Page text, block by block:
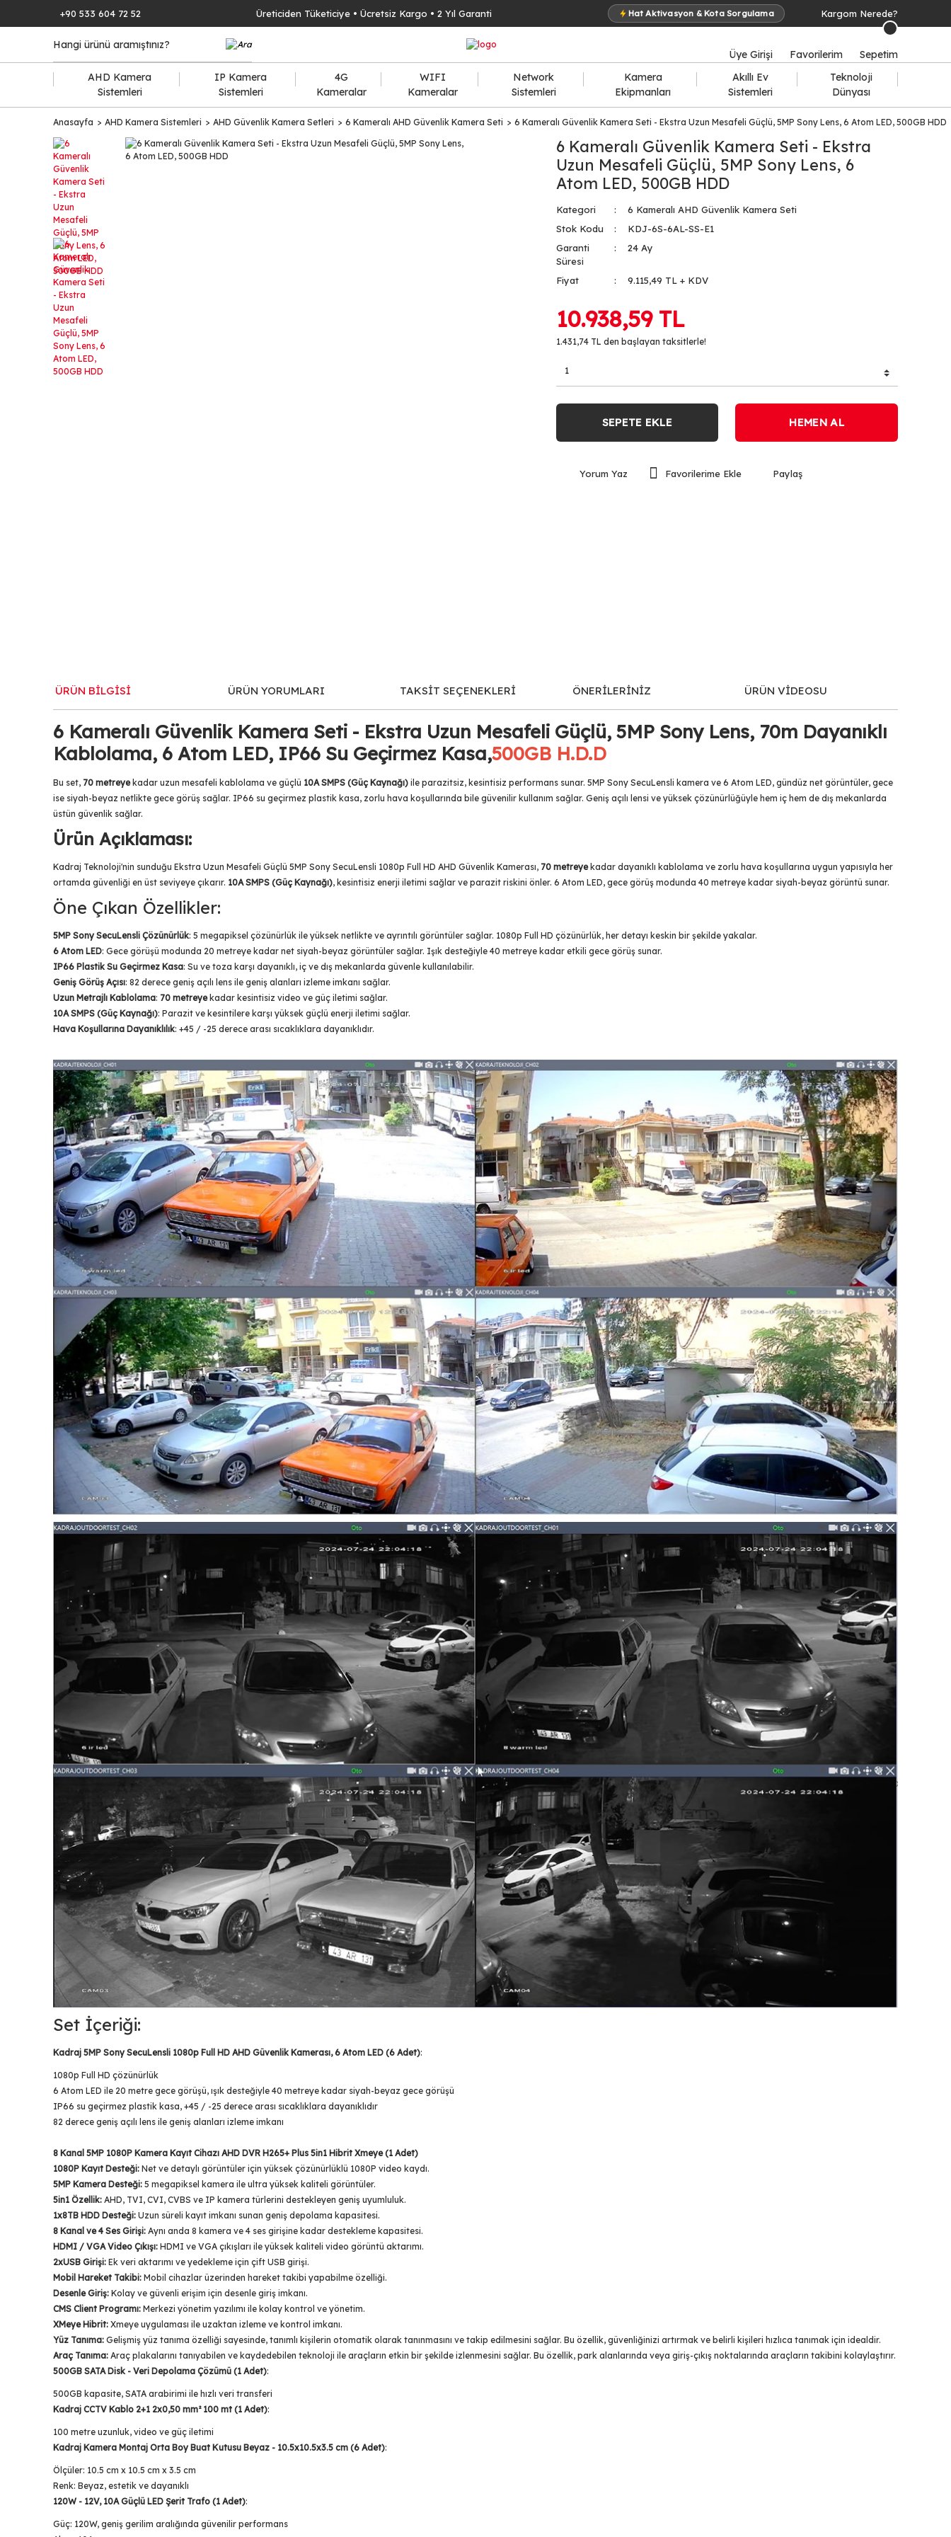
+90 533 604 72 52 Üreticiden Tüketiciye • Ücretsiz Kargo • 2 Yıl Garanti Hat Aktivasyon & Kota Sorgulama Kargom Nerede?
Üye Girişi Favorilerim
Sepetim
AHD Kamera
Sistemleri
IP Kamera
Sistemleri
4G
Kameralar
WIFI
Kameralar
Network
Sistemleri
Kamera
Ekipmanları
Akıllı Ev
Sistemleri
Teknoloji
Dünyası
Anasayfa AHD Kamera Sistemleri AHD Güvenlik Kamera Setleri 6 Kameralı AHD Güvenlik Kamera Seti 6 Kameralı Güvenlik Kamera Seti - Ekstra Uzun Mesafeli Güçlü, 5MP Sony Lens, 6 Atom LED, 500GB HDD
6 Kameralı Güvenlik Kamera Seti - Ekstra
Uzun Mesafeli Güçlü, 5MP Sony Lens, 6
Atom LED, 500GB HDD
Kategori
6 Kameralı AHD Güvenlik Kamera Seti
Stok Kodu
KDJ-6S-6AL-SS-E1
Garanti
Süresi
24 Ay
Fiyat 9.115,49 TL + KDV
10.938,59 TL
1.431,74 TL den başlayan taksitlerle!
SEPETE EKLE HEMEN AL
Yorum Yaz Paylaş
ÜRÜN BİLGİSİ ÜRÜN YORUMLARI TAKSİT SEÇENEKLERİ ÖNERİLERİNİZ ÜRÜN VİDEOSU
6 Kameralı Güvenlik Kamera Seti - Ekstra Uzun Mesafeli Güçlü, 5MP Sony Lens, 70m Dayanıklı
Kablolama, 6 Atom LED, IP66 Su Geçirmez Kasa,500GB H.D.D
Bu set, 70 metreyekadar uzun mesafeli kablolama ve güçlü 10A SMPS (Güç Kaynağı) ile parazitsiz, kesintisiz performans sunar. 5MP Sony SecuLensli kamera ve 6 Atom LED, gündüz net görüntüler, gece
ise siyah-beyaz netlikte gece görüş sağlar. IP66 su geçirmez plastik kasa, zorlu hava koşullarında bile güvenilir kullanım sağlar. Geniş açılı lensi ve yüksek çözünürlüğüyle hem iç hem de dış mekanlarda
üstün güvenlik sağlar.
Ürün Açıklaması:
Kadraj Teknoloji'nin sunduğu Ekstra Uzun Mesafeli Güçlü 5MP Sony SecuLensli 1080p Full HD AHD Güvenlik Kamerası, 70 metreyekadar dayanıklı kablolama ve zorlu hava koşullarına uygun yapısıyla her
ortamda güvenliği en üst seviyeye çıkarır. 10A SMPS (Güç Kaynağı), kesintisiz enerji iletimi sağlar ve parazit riskini önler. 6 Atom LED, gece görüş modunda 40 metreye kadar siyah-beyaz görüntü sunar.
Öne Çıkan Özellikler:
5MP Sony SecuLensli Çözünürlük: 5 megapiksel çözünürlük ile yüksek netlikte ve ayrıntılı görüntüler sağlar. 1080p Full HD çözünürlük, her detayı keskin bir şekilde yakalar.
6 Atom LED: Gece görüşü modunda 20 metreye kadar net siyah-beyaz görüntüler sağlar. Işık desteğiyle 40 metreye kadar etkili gece görüş sunar.
IP66 Plastik Su Geçirmez Kasa: Su ve toza karşı dayanıklı, iç ve dış mekanlarda güvenle kullanılabilir.
Geniş Görüş Açısı: 82 derece geniş açılı lens ile geniş alanları izleme imkanı sağlar.
Uzun Metrajlı Kablolama: 70 metreyekadar kesintisiz video ve güç iletimi sağlar.
10A SMPS (Güç Kaynağı): Parazit ve kesintilere karşı yüksek güçlü enerji iletimi sağlar.
Hava Koşullarına Dayanıklılık: +45 / -25 derece arası sıcaklıklara dayanıklıdır.
Set İçeriği:
Kadraj 5MP Sony SecuLensli 1080p Full HD AHD Güvenlik Kamerası, 6 Atom LED (6 Adet):
1080p Full HD çözünürlük
6 Atom LED ile 20 metre gece görüşü, ışık desteğiyle 40 metreye kadar siyah-beyaz gece görüşü
IP66 su geçirmez plastik kasa, +45 / -25 derece arası sıcaklıklara dayanıklıdır
82 derece geniş açılı lens ile geniş alanları izleme imkanı
8 Kanal 5MP 1080P Kamera Kayıt Cihazı AHD DVR H265+ Plus 5in1 Hibrit Xmeye (1 Adet)
1080P Kayıt Desteği: Net ve detaylı görüntüler için yüksek çözünürlüklü 1080P video kaydı.
5MP Kamera Desteği: 5 megapiksel kamera ile ultra yüksek kaliteli görüntüler.
5in1 Özellik: AHD, TVI, CVI, CVBS ve IP kamera türlerini destekleyen geniş uyumluluk.
1x8TB HDD Desteği: Uzun süreli kayıt imkanı sunan geniş depolama kapasitesi.
8 Kanal ve 4 Ses Girişi: Aynı anda 8 kamera ve 4 ses girişine kadar destekleme kapasitesi.
HDMI / VGA Video Çıkışı: HDMI ve VGA çıkışları ile yüksek kaliteli video görüntü aktarımı.
2xUSB Girişi: Ek veri aktarımı ve yedekleme için çift USB girişi.
Mobil Hareket Takibi: Mobil cihazlar üzerinden hareket takibi yapabilme özelliği.
Desenle Giriş: Kolay ve güvenli erişim için desenle giriş imkanı.
CMS Client Programı: Merkezi yönetim yazılımı ile kolay kontrol ve yönetim.
XMeye Hibrit: Xmeye uygulaması ile uzaktan izleme ve kontrol imkanı.
Yüz Tanıma: Gelişmiş yüz tanıma özelliği sayesinde, tanımlı kişilerin otomatik olarak tanınmasını ve takip edilmesini sağlar. Bu özellik, güvenliğinizi artırmak ve belirli kişileri hızlıca tanımak için idealdir.
Araç Tanıma: Araç plakalarını tanıyabilen ve kaydedebilen teknoloji ile araçların etkin bir şekilde izlenmesini sağlar. Bu özellik, park alanlarında veya giriş-çıkış noktalarında araçların takibini kolaylaştırır.
500GB SATA Disk - Veri Depolama Çözümü (1 Adet):
500GB kapasite, SATA arabirimi ile hızlı veri transferi
Kadraj CCTV Kablo 2+1 2x0,50 mm² 100 mt (1 Adet):
100 metre uzunluk, video ve güç iletimi
Kadraj Kamera Montaj Orta Boy Buat Kutusu Beyaz - 10.5x10.5x3.5 cm (6 Adet):
Ölçüler: 10.5 cm x 10.5 cm x 3.5 cm
Renk: Beyaz, estetik ve dayanıklı
120W - 12V, 10A Güçlü LED Şerit Trafo (1 Adet):
Güç: 120W, geniş gerilim aralığında güvenilir performans